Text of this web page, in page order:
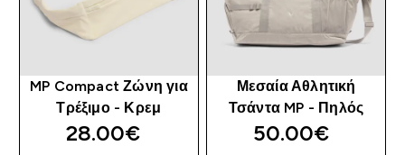
MP Compact Ζώνη για
Τρέξιμο - Κρεμ
28.00€‎
Μεσαία Αθλητική
Τσάντα MP - Πηλός
50.00€‎